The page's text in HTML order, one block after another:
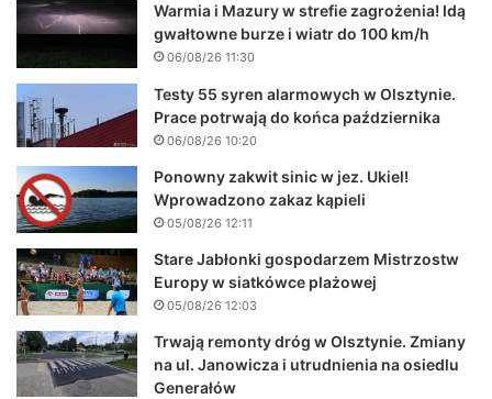
Warmia i Mazury w strefie zagrożenia! Idą
gwałtowne burze i wiatr do 100 km/h
06/08/26 11:30
Testy 55 syren alarmowych w Olsztynie.
Prace potrwają do końca października
06/08/26 10:20
Ponowny zakwit sinic w jez. Ukiel!
Wprowadzono zakaz kąpieli
05/08/26 12:11
Stare Jabłonki gospodarzem Mistrzostw
Europy w siatkówce plażowej
05/08/26 12:03
Trwają remonty dróg w Olsztynie. Zmiany
na ul. Janowicza i utrudnienia na osiedlu
Generałów